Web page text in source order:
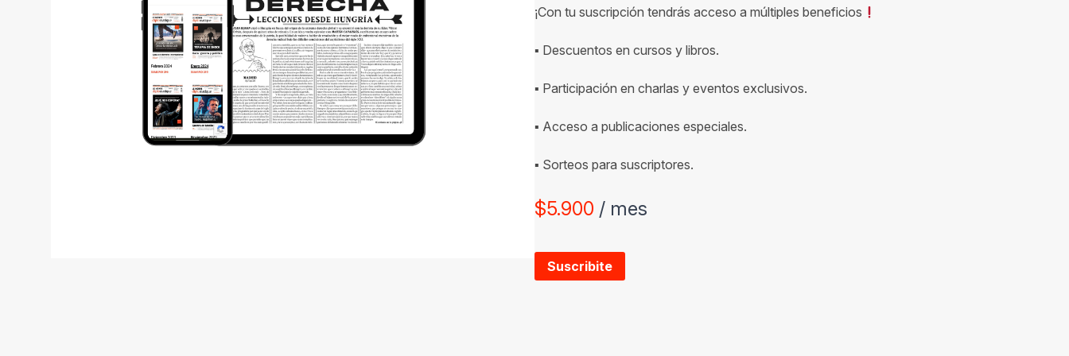
¡Con tu suscripción tendrás acceso a múltiples beneficios
▪ Descuentos en cursos y libros.
▪ Participación en charlas y eventos exclusivos.
▪ Acceso a publicaciones especiales.
▪ Sorteos para suscriptores.
$5.900 / mes
Suscribite